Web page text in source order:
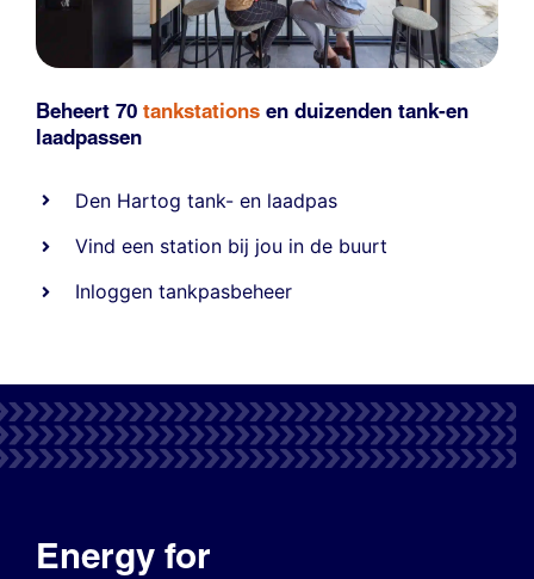
Beheert 70 tankstations en duizenden tank-en
laadpassen
Den Hartog tank- en laadpas
Vind een station bij jou in de buurt
Inloggen tankpasbeheer
Energy for